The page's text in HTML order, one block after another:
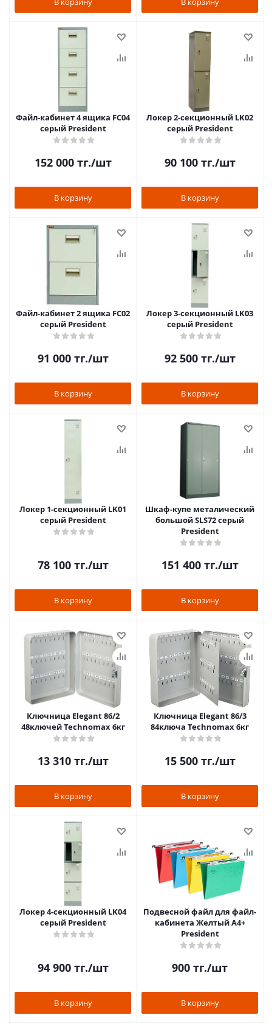
Файл-кабинет 4 ящика FC04
серый President
152 000тг./шт
В корзину
Локер 2-секционный LK02
серый President
90 100тг./шт
В корзину
Файл-кабинет 2 ящика FC02
серый President
91 000тг./шт
В корзину
Локер 3-секционный LK03
серый President
92 500тг./шт
В корзину
Локер 1-секционный LK01
серый President
78 100тг./шт
В корзину
Шкаф-купе металический
большой SLS72 серый
President
151 400тг./шт
В корзину
Ключница Elegant 86/2
48ключей Technomax 6кг
13 310тг./шт
В корзину
Ключница Elegant 86/3
84ключа Technomax 6кг
15 500тг./шт
В корзину
Локер 4-секционный LK04
серый President
94 900тг./шт
В корзину
Подвесной файл для файл-
кабинета Желтый A4+
President
900 тг./шт
В корзину